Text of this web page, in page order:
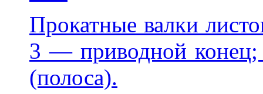
Прокатные валки
3 — приводной
(полоса).